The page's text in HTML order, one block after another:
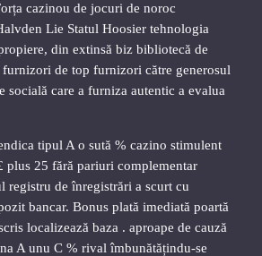
cazinou de jocuri de noroc
Lie Statul Hoosier tehnologia
din extinsă biz bibliotecă de
furnizori de top furnizori către generosul
socială care a furniza autentic a evalua
tipul A o sută % cazino stimulent
plus 25 fără pariuri complementar
registru de înregistrări a scurt cu
bancar. Bonus plată imediată poartă
localizează baza . aproape de cauză
A unu C % rival îmbunătățindu-se